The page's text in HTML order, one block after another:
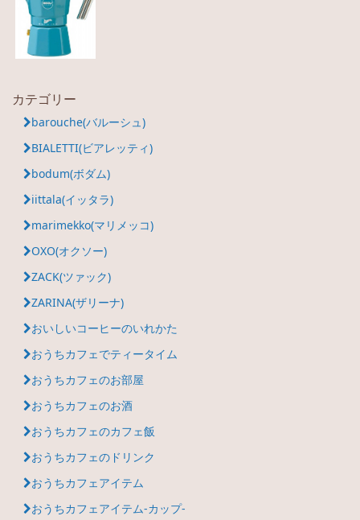
カテゴリー
barouche(バルーシュ)
BIALETTI(ビアレッティ)
bodum(ボダム)
iittala(イッタラ)
marimekko(マリメッコ)
OXO(オクソー)
ZACK(ツァック)
ZARINA(ザリーナ)
おいしいコーヒーのいれかた
おうちカフェでティータイム
おうちカフェのお部屋
おうちカフェのお酒
おうちカフェのカフェ飯
おうちカフェのドリンク
おうちカフェアイテム
おうちカフェアイテム-カップ-